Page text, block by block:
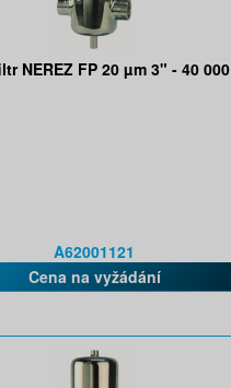
NEREZ FP 20 µm 3" - 40 000
A62001121
Cena na vyžádání